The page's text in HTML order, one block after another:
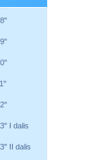
I dalis
II dalis